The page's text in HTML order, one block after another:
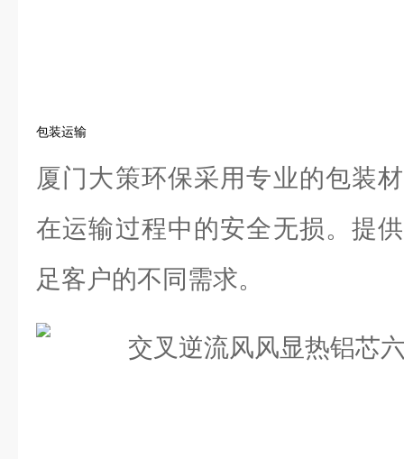
包装运输
厦门大策环保采用专业的包装
在运输过程中的安全无损。提
足客户的不同需求。